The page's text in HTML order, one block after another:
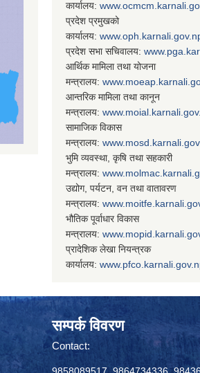
कार्यालय:
प्रदेश प्रमुखको
कार्यालय:
प्रदेश सभा सचिवालय: www.
आर्थिक मामिला तथा योजना
मन्त्रालय: www.
आन्तरिक मामिला तथा कानून
मन्त्रालय: www.
सामाजिक विकास
मन्त्रालय: www.
भुमि व्यवस्था, कृषि तथा सहकारी
मन्त्रालय: www.
उद्योग, पर्यटन, वन तथा वातावरण
मन्त्रालय: www.
भौतिक पूर्वाधार विकास
मन्त्रालय: www.
प्रादेशिक लेखा नियन्त्रक
कार्यालय: www.
सम्पर्क विवरण
Contact: